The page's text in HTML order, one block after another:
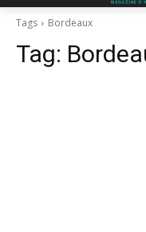
Tags Bordeaux
Tag: